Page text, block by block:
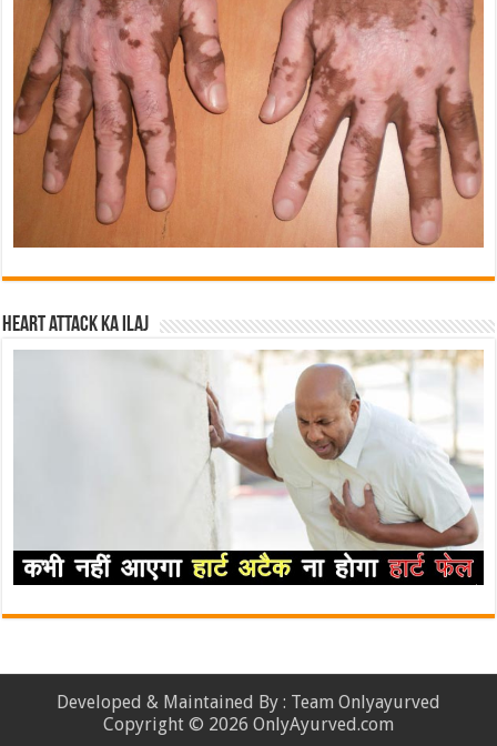
Heart attack ka ilaj
Developed & Maintained By : Team Onlyayurved
Copyright © 2026 OnlyAyurved.com